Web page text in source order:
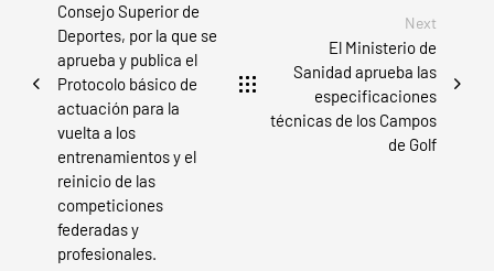
Consejo Superior de
Deportes, por la que se
aprueba y publica el
Protocolo básico de
actuación para la
vuelta a los
entrenamientos y el
reinicio de las
competiciones
federadas y
profesionales.
Next
El Ministerio de
Sanidad aprueba las
especificaciones
técnicas de los Campos
de Golf